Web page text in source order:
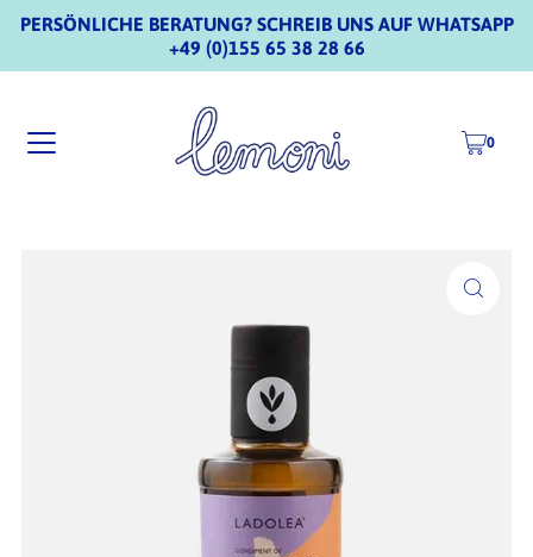
PERSÖNLICHE BERATUNG? SCHREIB UNS AUF WHATSAPP
+49 (0)155 65 38 28 66
0